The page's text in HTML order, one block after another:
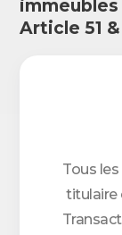
Article 51
Tous
titulaire